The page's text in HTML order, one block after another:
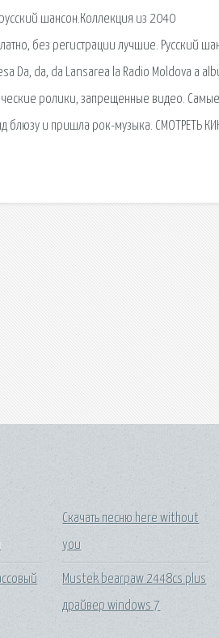
шансон.Коллекция из 2040
без регистрации лучшие. Русский
Da, da, da Lansarea la Radio Moldova a
ролики, запрещенные видео. Самые
блюзу и пришла рок-музыка. СМОТРЕТЬ
Скачать песню here without
you
Mustek bearpaw 2448cs plus
драйвер windows 7